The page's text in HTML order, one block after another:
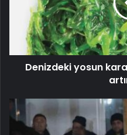
Denizdeki yosun